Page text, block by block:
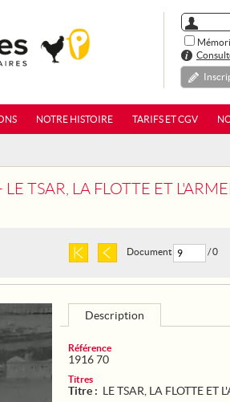
NOTRE HISTOIRE TARIFS ET CGV
TSAR, LA FLOTTE ET
Document / 0
Description
Référence
1916 70
Titres
Titre : LE TSAR, LA FLOTTE ET